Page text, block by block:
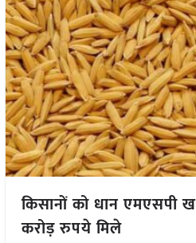
किसानों को धान एमएसपी
करोड़ रुपये मिले